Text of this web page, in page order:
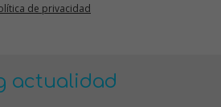
de privacidad
actualidad